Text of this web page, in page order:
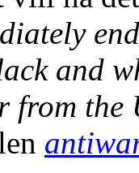
and
from